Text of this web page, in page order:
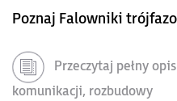
Poznaj Falowniki
Przeczytaj pełny
komunikacji, rozbudowy